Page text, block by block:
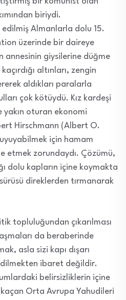
biriydi.
Almanlarla dolu 15.
üzerinde bir daireye
annesinin giysilerine düğme
altınları, zengin
aldıkları paralarla
çok kötüydü. Kız kardeşi
yakın oturan ekonomi
Hirschmann (Albert O.
için hamam
etmek zorundaydı. Çözümü,
dolu kapların içine koymakta
direklerden tırmanarak
topluluğundan çıkarılması
da beraberinde
asla sizi kapı dışarı
ibaret değildir.
belirsizliklerin içine
Orta Avrupa Yahudileri